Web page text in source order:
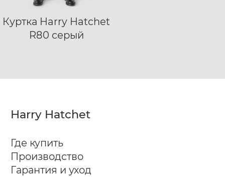
Куртка Harry Hatchet
R80 серый
S M L
XL
XXL
XXXL
Harry Hatchet
Где купить
Производство
Гарантия и уход